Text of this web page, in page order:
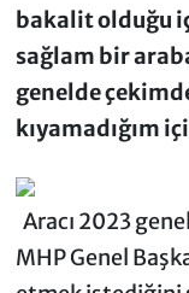
bakalit olduğu
sağlam bir
genelde
kıyamadığım
Aracı 2023
MHP Genel